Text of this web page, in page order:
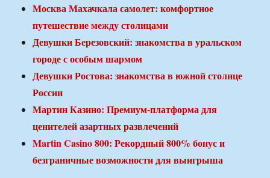
Москва Махачкала самолет: комфортное
путешествие между столицами
Девушки Березовский: знакомства в уральском
городе с особым шармом
Девушки Ростова: знакомства в южной столице
России
Мартин Казино: Премиум-платформа для
ценителей азартных развлечений
Martin Casino 800: Рекордный 800% бонус и
безграничные возможности для выигрыша